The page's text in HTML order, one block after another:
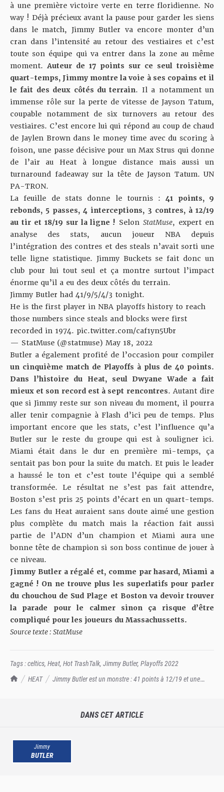
TrashTalk Actu NBA
HEAT
Jimmy Butler est un monstre : 41 points à 12/19 et une
à une première victoire verte en terre floridienne. No
way ! Déjà précieux avant la pause pour garder les siens
dans le match, Jimmy Butler va encore monter d’un
cran dans l’intensité au retour des vestiaires et c’est
toute son équipe qui va entrer dans la zone au même
moment. Auteur de 17 points sur ce seul troisième
quart-temps, Jimmy montre la voie à ses copains et il
le fait des deux côtés du terrain. Il a notamment un
immense rôle sur la perte de vitesse de Jayson Tatum,
coupable notamment de six turnovers au retour des
vestiaires. C’est encore lui qui répond au coup de chaud
de Jaylen Brown dans le money time avec du scoring à
foison, une passe décisive pour un Max Strus qui donne
de l’air au Heat à longue distance mais aussi un
turnaround fadeaway sur la tête de Jayson Tatum. UN
PA-TRON.
La feuille de stats donne le tournis :41 points, 9
rebonds, 5 passes, 4 interceptions, 3 contres, à 12/19
au tir et 18/19 sur la ligne ! SelonStatMuse, expert en
analyse des stats, aucun joueur NBA depuis
l’intégration des contres et des steals n’avait sorti une
telle ligne statistique. Jimmy Buckets se fait donc un
club pour lui tout seul et ça montre surtout l’impact
énorme qu’il a eu des deux côtés du terrain.
Jimmy Butler had 41/9/5/4/3 tonight.
He is the first player in NBA playoffs history to reach
those numbers since steals and blocks were first
recorded in 1974. pic.twitter.com/caf1yn5Ubr
— StatMuse (@statmuse) May 18, 2022
Butler a également profité de l’occasion pour compiler
un cinquième match de Playoffs à plus de 40 points.
Dans l’histoire du Heat, seul Dwyane Wade a fait
mieux et son record est à sept rencontres. Autant dire
que si Jimmy reste sur son niveau du moment, il pourra
aller tenir compagnie à Flash d’ici peu de temps. Plus
important encore que les stats, c’est l’influence qu’a
Butler sur le reste du groupe qui est à souligner ici.
Miami était dans le dur en première mi-temps, ça
sentait pas bon pour la suite du match. Et puis le leader
a haussé le ton et c’est toute l’équipe qui a semblé
transformée. Le résultat ne s’est pas fait attendre,
Boston s’est pris 25 points d’écart en un quart-temps.
Les fans du Heat auraient sans doute aimé une gestion
plus complète du match mais la réaction fait aussi
partie de l’ADN d’un champion et Miami aura une
bonne tête de champion si son boss continue de jouer à
ce niveau.
Jimmy Butler a régalé et, comme par hasard, Miami a
gagné ! On ne trouve plus les superlatifs pour parler
du chouchou de Sud Plage et Boston va devoir trouver
la parade pour le calmer sinon ça risque d’être
compliqué pour les joueurs du Massachussetts.
Source texte : StatMuse
Tags :celtics, Heat, Hot TrashTalk, Jimmy Butler, Playoffs 2022
DANS CET ARTICLE
Jimmy
BUTLER